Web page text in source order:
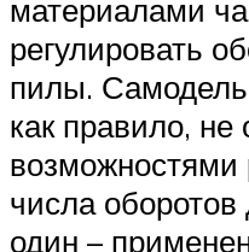
материалами
регулировать
пилы.
как правило, не
возможностями
числа
один –